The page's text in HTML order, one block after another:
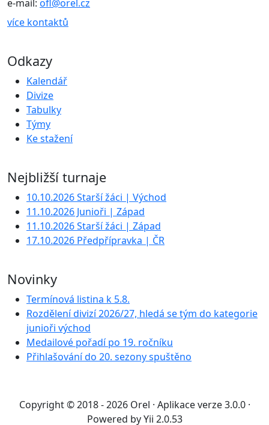
e-mail: ofl@orel.cz
více kontaktů
Odkazy
Kalendář
Divize
Tabulky
Týmy
Ke stažení
Nejbližší turnaje
10.10.2026 Starší žáci | Východ
11.10.2026 Junioři | Západ
11.10.2026 Starší žáci | Západ
17.10.2026 Předpřípravka | ČR
Novinky
Termínová listina k 5.8.
Rozdělení divizí 2026/27, hledá se tým do kategorie
junioři východ
Medailové pořadí po 19. ročníku
Přihlašování do 20. sezony spuštěno
Copyright © 2018 - 2026 Orel · Aplikace verze 3.0.0 ·
Powered by Yii 2.0.53